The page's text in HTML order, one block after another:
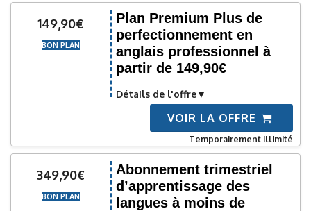
149,90€
BON PLAN
Plan Premium Plus de
perfectionnement en
anglais professionnel à
partir de 149,90€
Détails de l'offre
VOIR LA OFFRE
Temporairement illimité
349,90€
BON PLAN
Abonnement trimestriel
d’apprentissage des
langues à moins de